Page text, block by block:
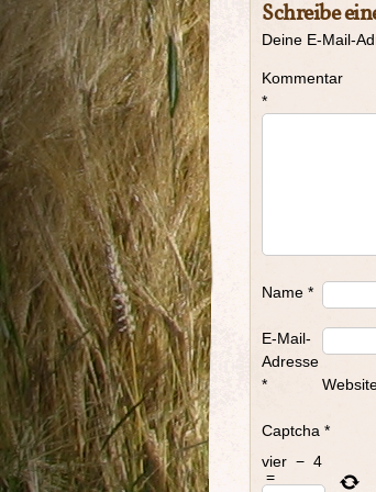
Schreibe
Deine E-Mail-
Kommentar
*
Name *
E-Mail-
Adresse
*
Captcha *
vier − 4
=